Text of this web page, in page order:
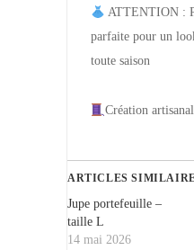
ATTENTION :
parfaite pour un
toute saison
Création
ARTICLES
Jupe portefeuille –
taille L
14 mai 2026